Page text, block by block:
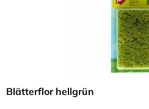
Blätterflor hellgrün